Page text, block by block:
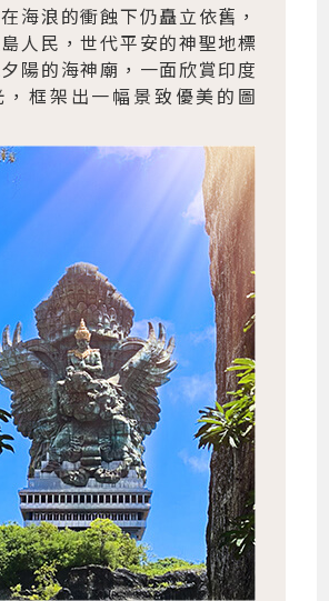
海浪的衝蝕下仍矗立依舊，
人民，世代平安的神聖地標
陽的海神廟，一面欣賞印度
，框架出一幅景致優美的圖